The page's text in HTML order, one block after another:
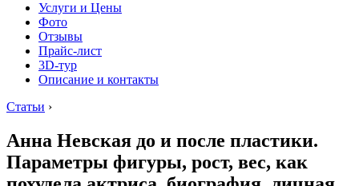
Услуги и Цены
Фото
Отзывы
Прайс-лист
3D-тур
Описание и контакты
Статьи ›
Анна Невская до и после пластики.
Параметры фигуры, рост, вес, как